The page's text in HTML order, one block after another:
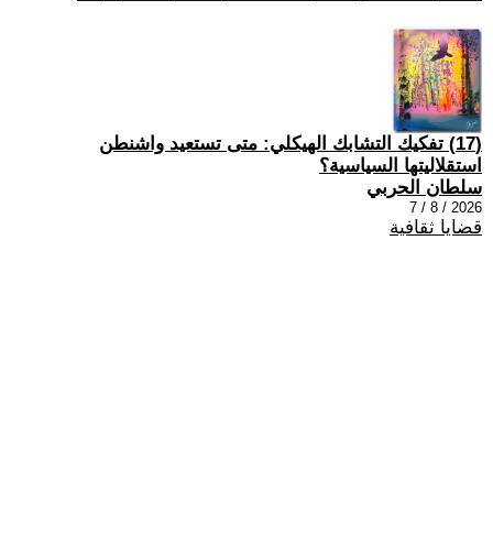
(17) تفكيك التشابك الهيكلي: متى تستعيد واشنطن
استقلاليتها السياسية؟
سلطان الحربي
2026 / 8 / 7
قضايا ثقافية